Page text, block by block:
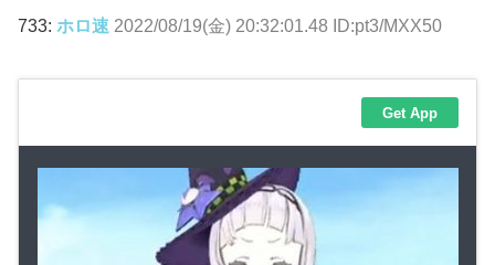
733: ホロ速 2022/08/19(金) 20:32:01.48 ID:pt3/MXX50